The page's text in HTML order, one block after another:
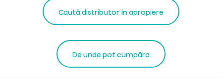
Caută distributor în apropiere
De unde pot cumpăra